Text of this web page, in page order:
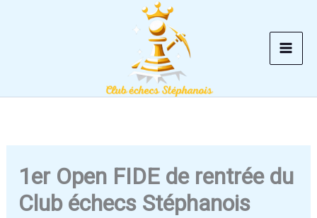
1er Open FIDE de rentrée du
Club échecs Stéphanois